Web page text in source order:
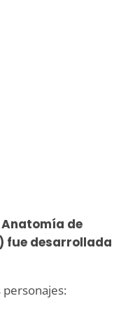
Anatomía de
fue desarrollada